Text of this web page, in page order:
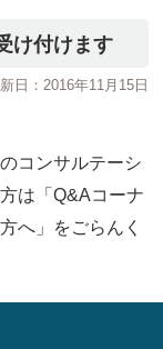
け付けます
日：2016年11月15日
コンサルテーシ
は「Q&Aコーナ
へ」をごらんく